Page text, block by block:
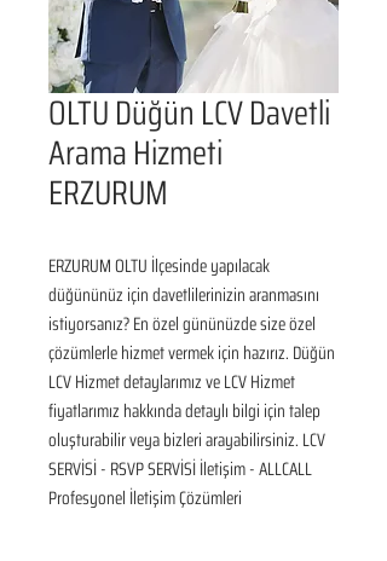
OLTU Düğün LCV Davetli
Arama Hizmeti
ERZURUM
ERZURUM OLTU İlçesinde yapılacak
düğününüz için davetlilerinizin aranmasını
istiyorsanız? En özel gününüzde size özel
çözümlerle hizmet vermek için hazırız. Düğün
LCV Hizmet detaylarımız ve LCV Hizmet
fiyatlarımız hakkında detaylı bilgi için talep
oluşturabilir veya bizleri arayabilirsiniz. LCV
SERVİSİ - RSVP SERVİSİ İletişim - ALLCALL
Profesyonel İletişim Çözümleri